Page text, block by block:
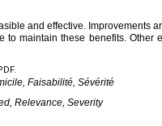
and effective. Improvements
to maintain these benefits. Other
Faisabilité, Sévérité
Relevance, Severity